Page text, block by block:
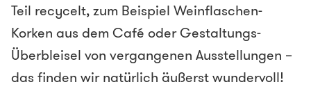
Teil recycelt, zum Beispiel Weinflaschen-
Korken aus dem Café oder Gestaltungs-
Überbleisel von vergangenen Ausstellungen –
das finden wir natürlich äußerst wundervoll!